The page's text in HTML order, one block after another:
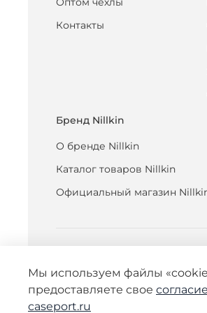
Контакты
Бренд Nillkin
О бренде Nillkin
Каталог товаров Nillkin
Официальный магазин
Мы используем файлы
предоставляете свое
caseport.ru